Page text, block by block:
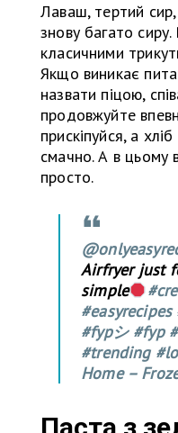
Лаваш, тертий
знову багато
класичними
Якщо виникає
назвати піцою,
продовжуйте
прискіпуйся, а
смачно. А в цьому
просто.
Airfryer just
simple
#easyrecipes
#fypシ #fyp
#trending
Home –